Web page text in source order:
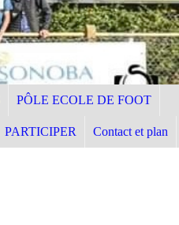
PÔLE ECOLE DE FOOT
PARTICIPER Contact et plan